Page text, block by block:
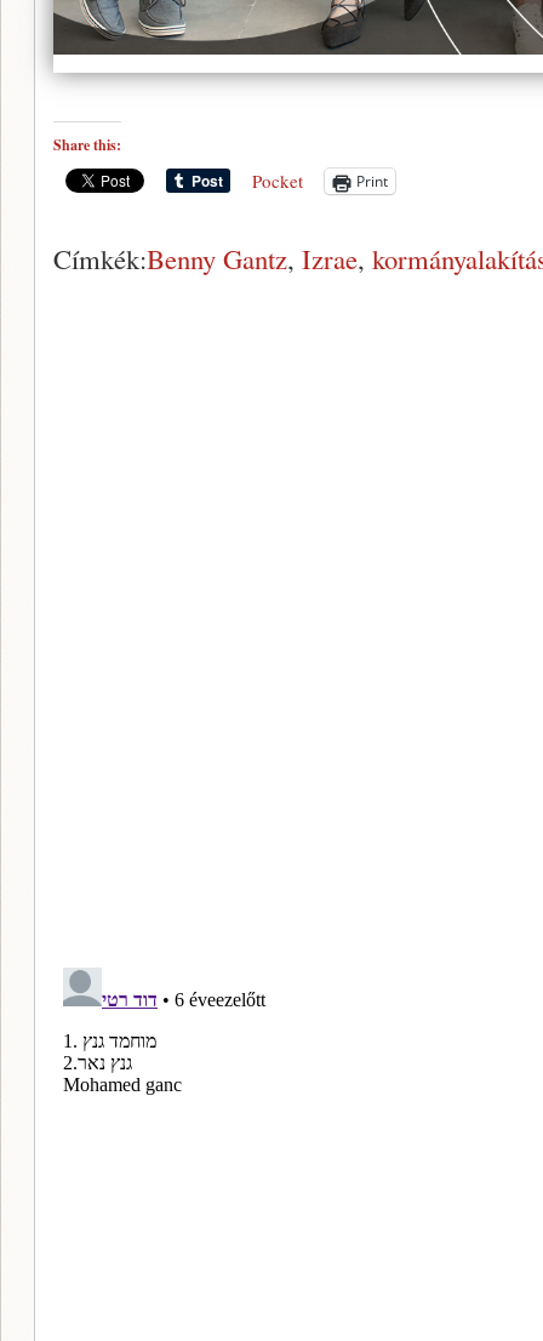
Share this:
Pocket Print
Címkék:Benny Gantz, Izrae,